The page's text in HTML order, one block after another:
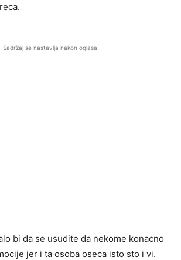
Sadržaj se nastavlja nakon oglasa
bi da se usudite da nekome konacno
jer i ta osoba oseca isto sto i vi.